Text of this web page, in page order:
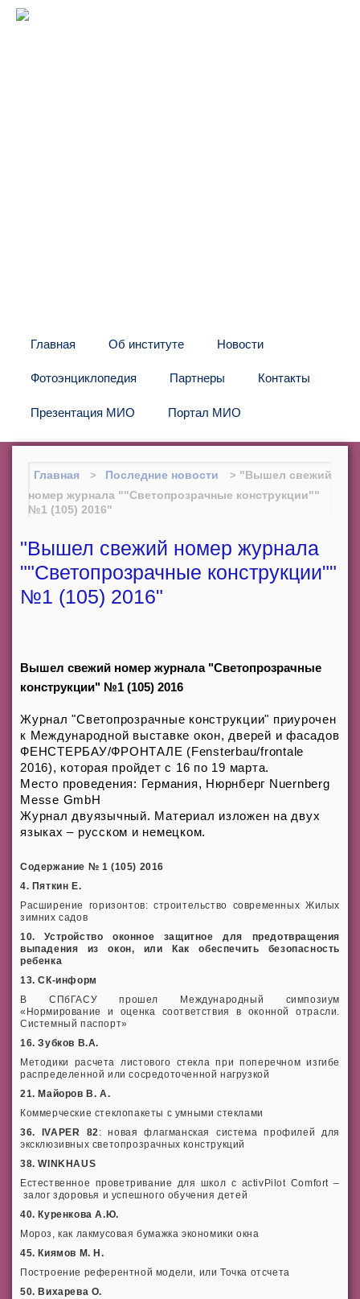
Главная Об институте Новости
Фотоэнциклопедия Партнеры Контакты
Презентация МИО Портал МИО
Главная Последние новости
"Вышел свежий
номер журнала ""Светопрозрачные конструкции""
№1 (105) 2016"
"Вышел свежий номер журнала
""Светопрозрачные конструкции""
№1 (105) 2016"
Вышел свежий номер журнала "Светопрозрачные
конструкции" №1 (105) 2016
Журнал "Светопрозрачные конструкции" приурочен
к Международной выставке окон, дверей и фасадов
ФЕНСТЕРБАУ/ФРОНТАЛЕ (Fensterbau/frontale
2016), которая пройдет с 16 по 19 марта.
Место проведения: Германия, Нюрнберг Nuernberg
Messe GmbH
Журнал двуязычный. Материал изложен на двух
языках – русском и немецком.
Содержание № 1 (105) 2016
4. Пяткин Е.
Расширение горизонтов: строительство современных Жилых
зимних садов
10. Устройство оконное защитное для предотвращения
выпадения из окон, или Как обеспечить безопасность
ребенка
13. СК-информ
В СПбГАСУ прошел Международный симпозиум
«Нормирование и оценка соответствия в оконной отрасли.
Системный паспорт»
16. Зубков В.А.
Методики расчета листового стекла при поперечном изгибе
распределенной или сосредоточенной нагрузкой
21. Майоров В. А.
Коммерческие стеклопакеты с умными стеклами
36. IVAPER 82: новая флагманская система профилей для
эксклюзивных светопрозрачных конструкций
38. WINKHAUS
Естественное проветривание для школ с activPilot Comfort –
залог здоровья и успешного обучения детей
40. Куренкова А.Ю.
Мороз, как лакмусовая бумажка экономики окна
45. Киямов М. Н.
Построение референтной модели, или Точка отсчета
50. Вихарева О.